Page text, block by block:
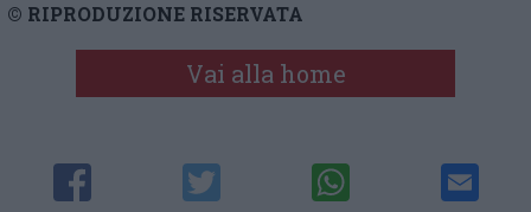
© RIPRODUZIONE RISERVATA
Vai alla home